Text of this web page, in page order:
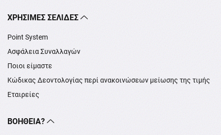
XΡΉΣΙΜΕΣ ΣΕΛΊΔΕΣ
Point System
Ασφάλεια Συναλλαγών
Ποιοι είμαστε
Κώδικας Δεοντολογίας περί ανακοινώσεων μείωσης της τιμής
Εταιρείες
ΒΟΉΘΕΙΑ?